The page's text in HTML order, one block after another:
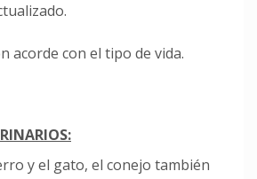
acorde con el tipo de vida.
y el gato, el conejo también